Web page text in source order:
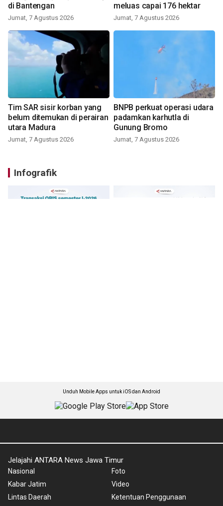
di Bantengan
Jumat, 7 Agustus 2026
meluas capai 176 hektar
Jumat, 7 Agustus 2026
Tim SAR sisir korban yang
belum ditemukan di perairan
utara Madura
Jumat, 7 Agustus 2026
BNPB perkuat operasi udara
padamkan karhutla di
Gunung Bromo
Jumat, 7 Agustus 2026
Infografik
Unduh Mobile Apps untuk iOS dan Android
Jelajahi ANTARA News Jawa Timur
Nasional
Kabar Jatim
Lintas Daerah
Foto
Video
Ketentuan Penggunaan